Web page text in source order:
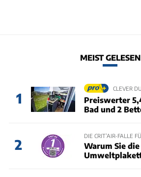
MEIST GELESEN
1
CLEVER
Preiswerter
Bad und 2
2
DIE CRIT’AIR-FALLE
Warum Sie